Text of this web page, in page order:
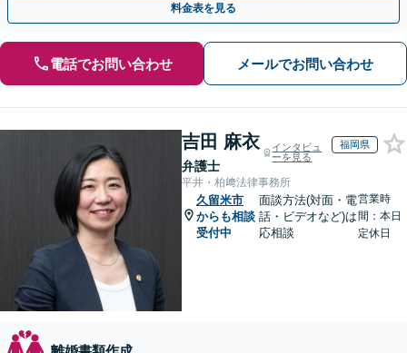
料金表を見る
電話でお問い合わせ メールでお問い合わせ
吉田 麻衣
弁護士
インタビュ
ーを見る
福岡県
平井・柏﨑法律事務所
久留米市
からも相談
受付中
面談方法(対面・電
話・ビデオなど)は
応相談
営業時
間：本日
定休日